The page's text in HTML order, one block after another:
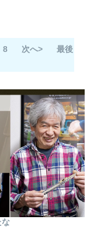
8 次へ>
最後
な